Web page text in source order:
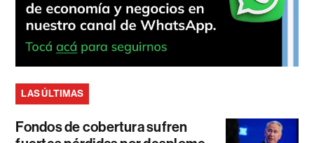
LAS ÚLTIMAS
Fondos de cobertura sufren